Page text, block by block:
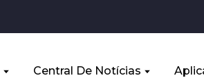
Central De Notícias